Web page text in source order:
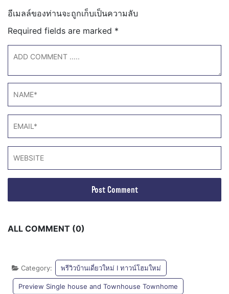
อีเมลล์ของท่านจะถูกเก็บเป็นความลับ
Required fields are marked *
ALL COMMENT (0)
Category: พรีวิวบ้านเดี่ยวใหม่ I ทาวน์โฮมใหม่
Preview Single house and Townhouse Townhome